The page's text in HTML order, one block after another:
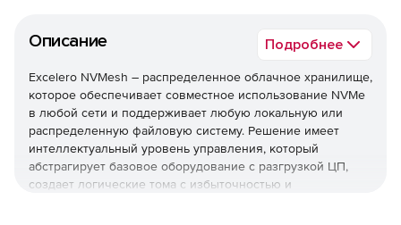
Описание Подробнее
Excelero NVMesh – распределенное облачное хранилище,
которое обеспечивает совместное использование NVMe
в любой сети и поддерживает любую локальную или
распределенную файловую систему. Решение имеет
интеллектуальный уровень управления, который
абстрагирует базовое оборудование с разгрузкой ЦП,
создает логические тома с избыточностью и